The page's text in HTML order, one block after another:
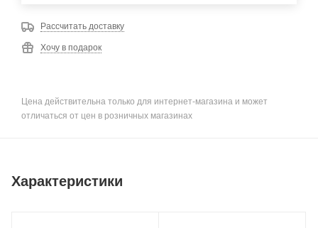
Рассчитать доставку
Хочу в подарок
Цена действительна только для интернет-магазина и может
отличаться от цен в розничных магазинах
Характеристики